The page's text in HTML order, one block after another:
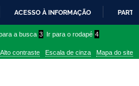
PARA
CONTEÚDO
ACESSO À INFORMAÇÃO
a busca 3 Ir para o rodapé 4
Alto contraste Escala de cinza Mapa do site